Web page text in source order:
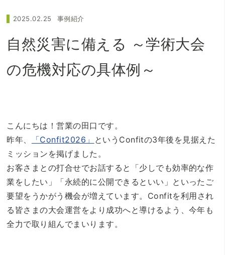
2025.02.25 事例紹介
自然災害に備える ～学術大会
の危機対応の具体例～
こんにちは！営業の田口です。
昨年、
「Confit2026」 というConfitの3年後を見据えた
ミッションを掲げました。
お客さまとの打合せでお話すると「少しでも効率的な作
業をしたい」「永続的に公開できるといい」といったご
要望をうかがう機会が増えています。Confitを利用され
る皆さまの大会運営をより成功へと導けるよう、今年も
全力で取り組んでまいります。